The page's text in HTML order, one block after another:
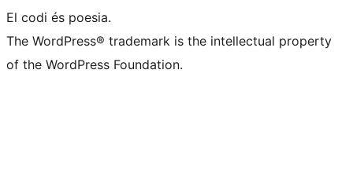
El codi és poesia.
The WordPress® trademark is the intellectual property
of the WordPress Foundation.